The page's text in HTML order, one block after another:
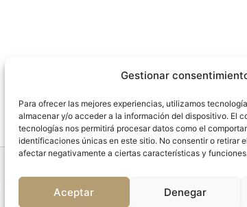
Gestionar
Para ofrecer las mejores experiencias, utilizamos
almacenar y/o acceder a la información del dispositivo. El
tecnologías nos permitirá procesar datos como el
identificaciones únicas en este sitio. No consentir o retirar
afectar negativamente a ciertas características y
Aceptar Denegar
Todos los derechos